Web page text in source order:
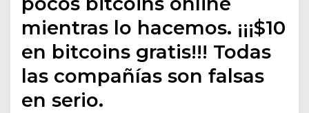
mientras lo hacemos. ¡¡¡$10
en bitcoins gratis!!! Todas
las compañías son falsas
en serio.